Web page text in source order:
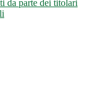
da parte dei titolari